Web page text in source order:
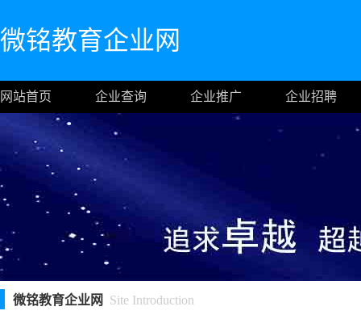
微铭教育企业网
网站首页 企业查询 企业推广 企业招聘
微铭教育企业网 Site Introduction